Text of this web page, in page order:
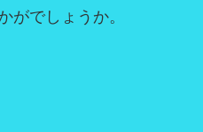
がでしょうか。